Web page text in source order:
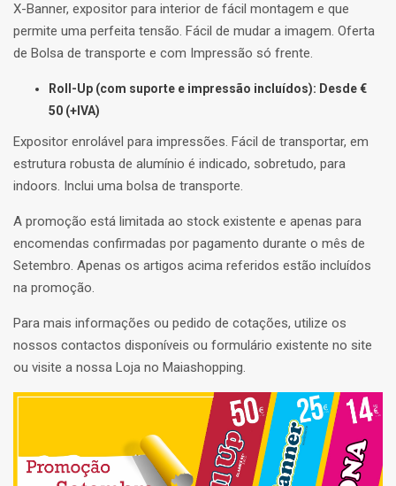
X-Banner, expositor para interior de fácil montagem e que
permite uma perfeita tensão. Fácil de mudar a imagem. Oferta
de Bolsa de transporte e com Impressão só frente.
Roll-Up (com suporte e impressão incluídos): Desde €
50 (+IVA)
Expositor enrolável para impressões. Fácil de transportar, em
estrutura robusta de alumínio é indicado, sobretudo, para
indoors. Inclui uma bolsa de transporte.
A promoção está limitada ao stock existente e apenas para
encomendas confirmadas por pagamento durante o mês de
Setembro. Apenas os artigos acima referidos estão incluídos
na promoção.
Para mais informações ou pedido de cotações, utilize os
nossos contactos disponíveis ou formulário existente no site
ou visite a nossa Loja no Maiashopping.